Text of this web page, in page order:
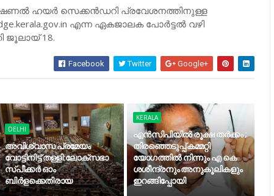
ഹയര്‍ സെക്കന്‍ഡറി പ്രവേശനത്തിനുള്ള
എന്ന ഏകജാലക പോര്‍ട്ടല്‍ വഴി
ജൂലായ് 18.
Facebook Twitter Google+
DELHI
അവിശ്വാസ പ്രമേയം
വോട്ടിനിട്ട് തള്ളി:ലോക്സഭാ
സ്പീക്കർ ഓം
ബിർളക്കെതിരായ
KERALA
എന്‍സിപിയില്‍ രൂക്ഷ തര്‍ക്കം ;
തിരഞ്ഞെടുപ്പ് കമ്മറ്റി
യോഗത്തില്‍ നിന്നും എ കെ
ശശീന്ദ്രനും അനുകൂലികളും
ഇറങ്ങിപ്പോയി